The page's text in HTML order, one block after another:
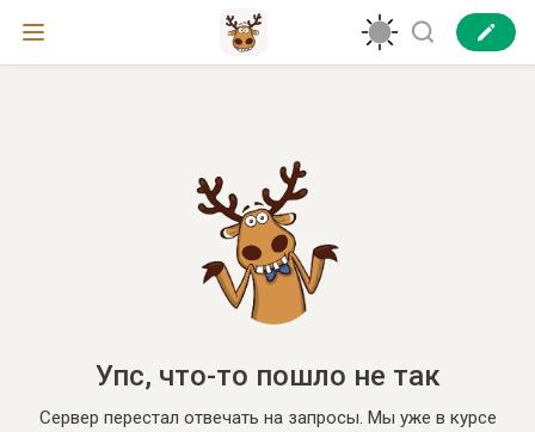
Упс, что-то пошло не так
Сервер перестал отвечать на запросы. Мы уже в курсе